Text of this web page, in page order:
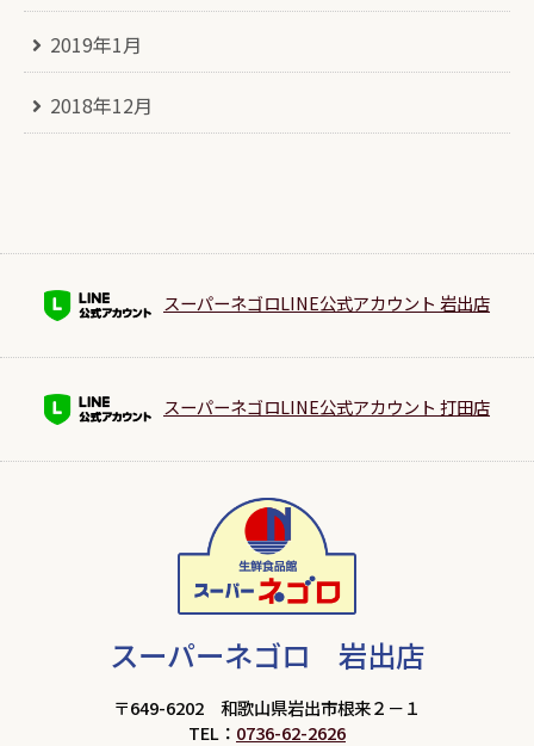
2019年1月
2018年12月
スーパーネゴロLINE公式アカウント 岩出店
スーパーネゴロLINE公式アカウント 打田店
スーパーネゴロ 岩出店
〒649-6202 和歌山県岩出市根来２－１
TEL： 0736-62-2626